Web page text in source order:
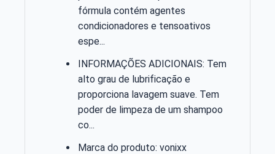
fórmula contém agentes
condicionadores e tensoativos
espe...
INFORMAÇÕES ADICIONAIS: Tem
alto grau de lubrificação e
proporciona lavagem suave. Tem
poder de limpeza de um shampoo
co...
Marca do produto: vonixx